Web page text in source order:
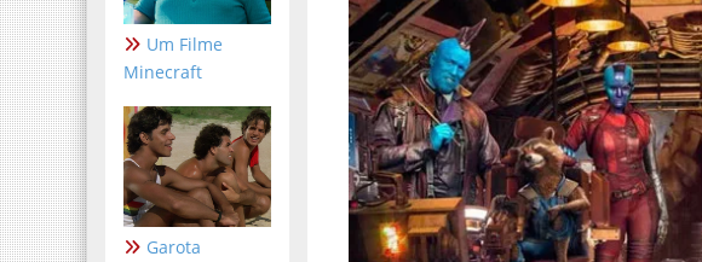
Um Filme
Minecraft
Garota